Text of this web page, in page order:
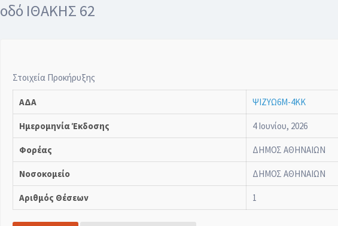
οδό ΙΘΑΚΗΣ 62
Στοιχεία Προκήρυξης
ΑΔΑ ΨΙΖΥΩ6Μ-4ΚΚ
Ημερομηνία Έκδοσης 4 Ιουνίου, 2026
Φορέας ΔΗΜΟΣ ΑΘΗΝΑΙΩΝ
Νοσοκομείο ΔΗΜΟΣ ΑΘΗΝΑΙΩΝ
Αριθμός Θέσεων 1